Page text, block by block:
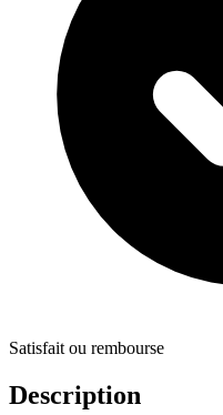
Satisfait ou rembourse
Description